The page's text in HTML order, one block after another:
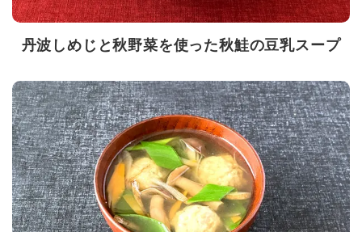
丹波しめじと秋野菜を使った秋鮭の豆乳スープ